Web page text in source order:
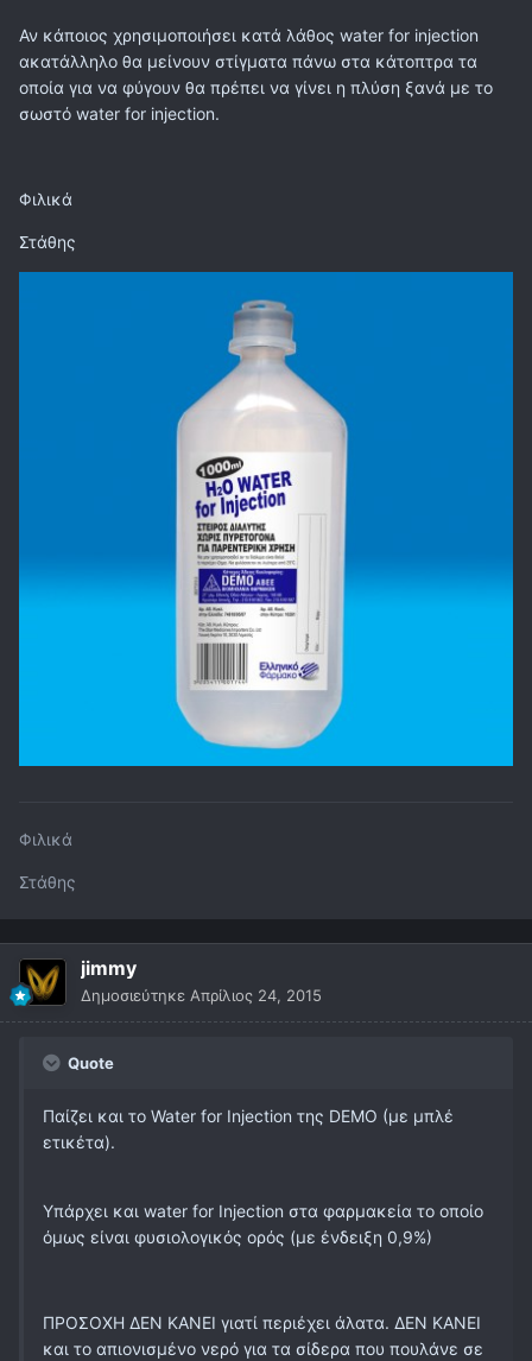
Αν κάποιος χρησιμοποιήσει κατά λάθος water for injection
ακατάλληλο θα μείνουν στίγματα πάνω στα κάτοπτρα τα
οποία για να φύγουν θα πρέπει να γίνει η πλύση ξανά με το
σωστό water for injection.
Φιλικά
Στάθης
Φιλικά
Στάθης
jimmy
Δημοσιεύτηκε Απρίλιος 24, 2015
Quote
Παίζει και το Water for Injection της DEMO (με μπλέ
ετικέτα).
Υπάρχει και water for Injection στα φαρμακεία το οποίο
όμως είναι φυσιολογικός ορός (με ένδειξη 0,9%)
ΠΡΟΣΟΧΗ ΔΕΝ ΚΑΝΕΙ γιατί περιέχει άλατα. ΔΕΝ ΚΑΝΕΙ
και το απιονισμένο νερό για τα σίδερα που πουλάνε σε